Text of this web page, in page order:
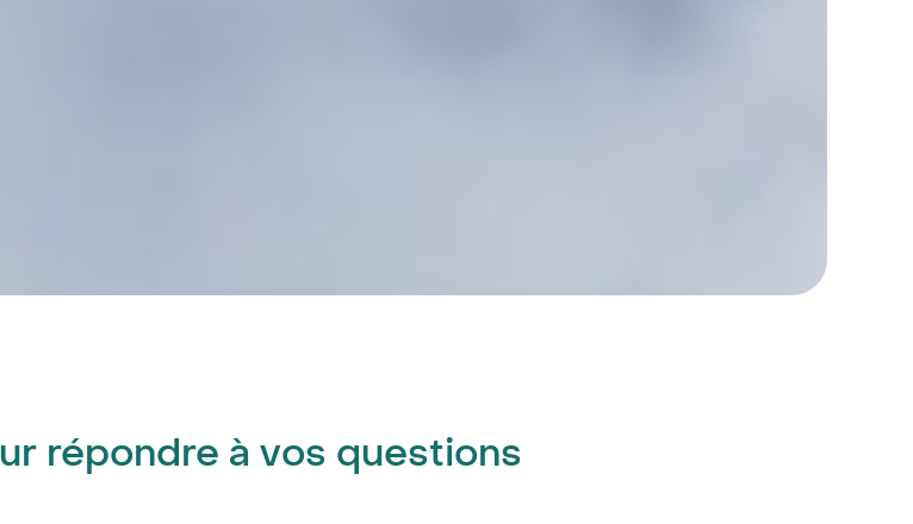
répondre à vos questions